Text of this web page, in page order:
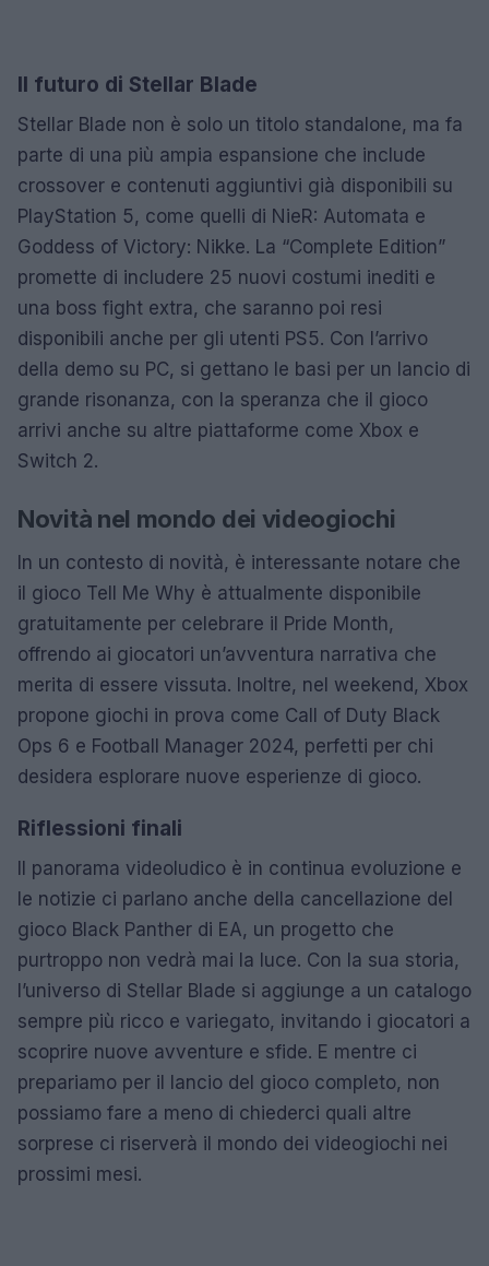
Il futuro di Stellar Blade
Stellar Blade non è solo un titolo standalone, ma fa
parte di una più ampia espansione che include
crossover e contenuti aggiuntivi già disponibili su
PlayStation 5, come quelli di NieR: Automata e
Goddess of Victory: Nikke. La “Complete Edition”
promette di includere 25 nuovi costumi inediti e
una boss fight extra, che saranno poi resi
disponibili anche per gli utenti PS5. Con l’arrivo
della demo su PC, si gettano le basi per un lancio di
grande risonanza, con la speranza che il gioco
arrivi anche su altre piattaforme come Xbox e
Switch 2.
Novità nel mondo dei videogiochi
In un contesto di novità, è interessante notare che
il gioco Tell Me Why è attualmente disponibile
gratuitamente per celebrare il Pride Month,
offrendo ai giocatori un’avventura narrativa che
merita di essere vissuta. Inoltre, nel weekend, Xbox
propone giochi in prova come Call of Duty Black
Ops 6 e Football Manager 2024, perfetti per chi
desidera esplorare nuove esperienze di gioco.
Riflessioni finali
Il panorama videoludico è in continua evoluzione e
le notizie ci parlano anche della cancellazione del
gioco Black Panther di EA, un progetto che
purtroppo non vedrà mai la luce. Con la sua storia,
l’universo di Stellar Blade si aggiunge a un catalogo
sempre più ricco e variegato, invitando i giocatori a
scoprire nuove avventure e sfide. E mentre ci
prepariamo per il lancio del gioco completo, non
possiamo fare a meno di chiederci quali altre
sorprese ci riserverà il mondo dei videogiochi nei
prossimi mesi.